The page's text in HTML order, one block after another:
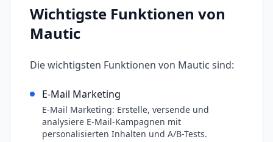
Wichtigste Funktionen von
Mautic
Die wichtigsten Funktionen von Mautic sind:
E-Mail Marketing
E-Mail Marketing: Erstelle, versende und
analysiere E-Mail-Kampagnen mit
personalisierten Inhalten und A/B-Tests.